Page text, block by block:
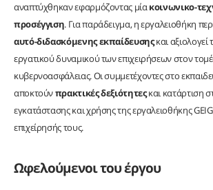
αναπτύχθηκαν εφαρμόζοντας μίακοινωνικο-
προσέγγιση. Για παράδειγμα, η εργαλειοθήκη
αυτό-διδασκόμενης εκπαίδευσηςκαι αξιολογεί
εργατικού δυναμικού των επιχειρήσεων στον
κυβερνοασφάλειας. Οι συμμετέχοντες στο
αποκτούνπρακτικές δεξιότητεςκαι κατάρτιση
εγκατάστασης και χρήσης της εργαλειοθήκης
επιχείρησής τους.
Ωφελούμενοι του έργου